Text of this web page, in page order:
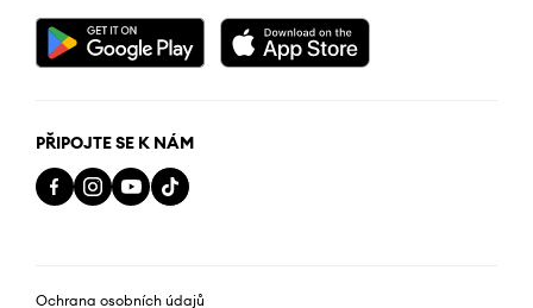
PŘIPOJTE SE K NÁM
Ochrana osobních údajů